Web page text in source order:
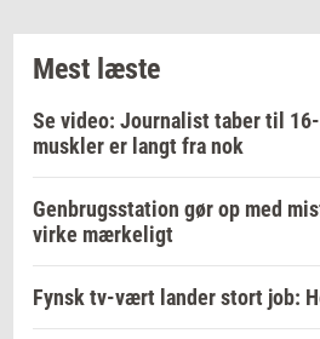
Mest læste
Se video: Journalist taber til
muskler er langt fra nok
Genbrugsstation gør op med
virke mærkeligt
Fynsk tv-vært lander stort job: